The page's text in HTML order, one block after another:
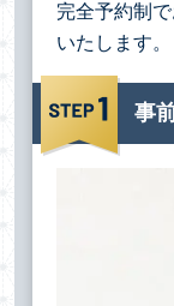
完全予約制
いたします。
事